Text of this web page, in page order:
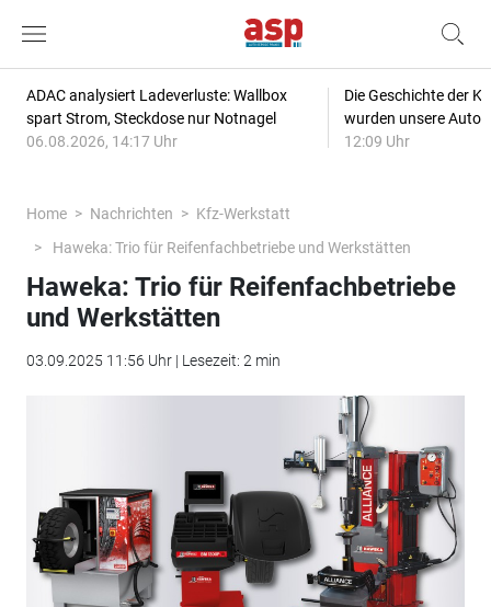
ADAC analysiert Ladeverluste: Wallbox
spart Strom, Steckdose nur Notnagel
06.08.2026, 14:17 Uhr
Die Geschichte der
wurden unsere
12:09 Uhr
Home Nachrichten
Kfz-Werkstatt
Haweka: Trio für Reifenfachbetriebe und Werkstätten
Haweka: Trio für Reifenfachbetriebe
und Werkstätten
03.09.2025 11:56 Uhr | Lesezeit: 2 min